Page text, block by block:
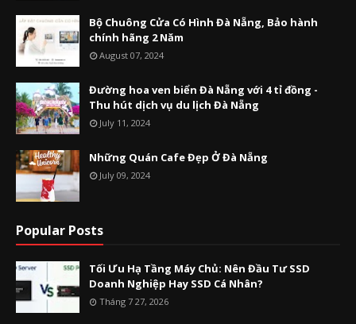
Bộ Chuông Cửa Có Hình Đà Nẵng, Bảo hành
chính hãng 2 Năm
August 07, 2024
Đường hoa ven biển Đà Nẵng với 4 tỉ đồng -
Thu hút dịch vụ du lịch Đà Nẵng
July 11, 2024
Những Quán Cafe Đẹp Ở Đà Nẵng
July 09, 2024
Popular Posts
Tối Ưu Hạ Tầng Máy Chủ: Nên Đầu Tư SSD
Doanh Nghiệp Hay SSD Cá Nhân?
Tháng 7 27, 2026